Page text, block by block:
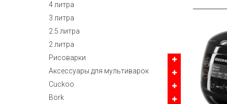
4 литра
3 литра
2.5 литра
2 литра
Рисоварки
Аксессуары для мультиварок
Cuckoo
Bork